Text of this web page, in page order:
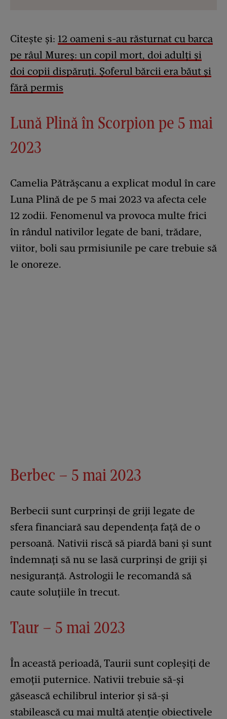
Citește și: 12 oameni s-au răsturnat cu barca
pe râul Mureș: un copil mort, doi adulți și
doi copii dispăruți. Șoferul bărcii era băut și
fără permis
Lună Plină în Scorpion pe 5 mai
2023
Camelia Pătrășcanu a explicat modul în care
Luna Plină de pe 5 mai 2023 va afecta cele
12 zodii. Fenomenul va provoca multe frici
în rândul nativilor legate de bani, trădare,
viitor, boli sau prmisiunile pe care trebuie să
le onoreze.
Berbec – 5 mai 2023
Berbecii sunt curprinși de griji legate de
sfera financiară sau dependența față de o
persoană. Nativii riscă să piardă bani și sunt
îndemnați să nu se lasă curprinși de griji și
nesiguranță. Astrologii le recomandă să
caute soluțiile în trecut.
Taur – 5 mai 2023
În această perioadă, Taurii sunt copleșiți de
emoții puternice. Nativii trebuie să-și
găsească echilibrul interior și să-și
stabilească cu mai multă atenție obiectivele